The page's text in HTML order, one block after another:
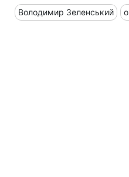
Володимир Зеленський